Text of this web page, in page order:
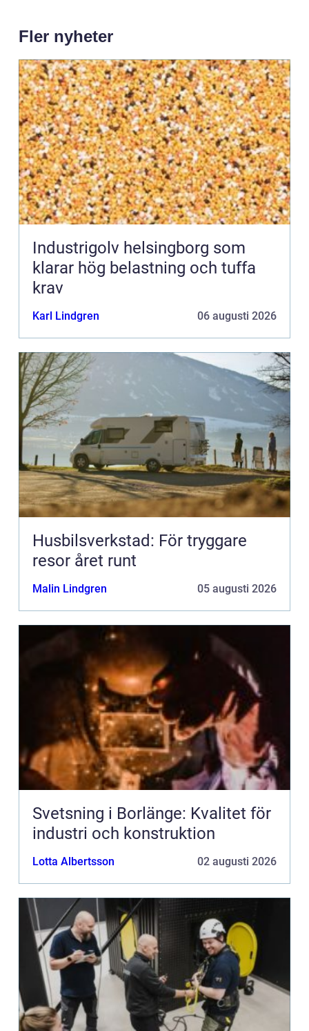
Fler nyheter
Industrigolv helsingborg som
klarar hög belastning och tuffa
krav
Karl Lindgren 06 augusti 2026
Husbilsverkstad: För tryggare
resor året runt
Malin Lindgren 05 augusti 2026
Svetsning i Borlänge: Kvalitet för
industri och konstruktion
Lotta Albertsson 02 augusti 2026